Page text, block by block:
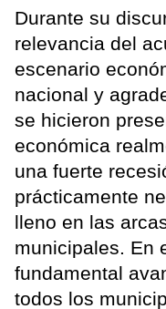
Durante su
relevancia del
escenario
nacional y
se hicieron
económica
una fuerte
prácticamente
lleno en las
municipales. En
fundamental
todos los